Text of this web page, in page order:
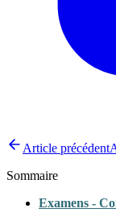
Article précédent
Sommaire
Examens -